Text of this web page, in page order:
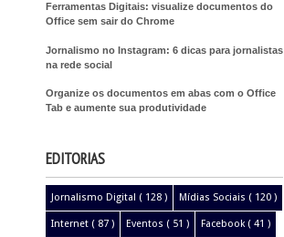
Ferramentas Digitais: visualize documentos do
Office sem sair do Chrome
Jornalismo no Instagram: 6 dicas para jornalistas
na rede social
Organize os documentos em abas com o Office
Tab e aumente sua produtividade
EDITORIAS
Jornalismo Digital ( 128 ) Mídias Sociais ( 120 )
Internet ( 87 ) Eventos ( 51 ) Facebook ( 41 )